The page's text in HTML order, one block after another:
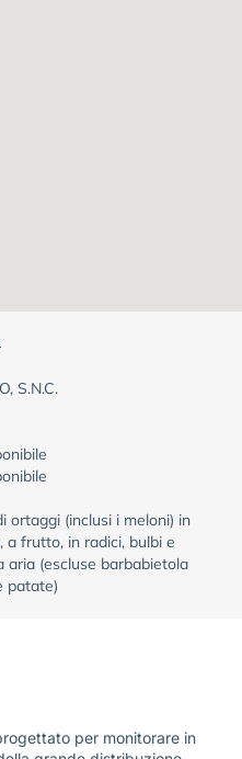
S.N.C.
ortaggi (inclusi i meloni) in
a frutto, in radici, bulbi e
aria (escluse barbabietola
patate)
per monitorare in